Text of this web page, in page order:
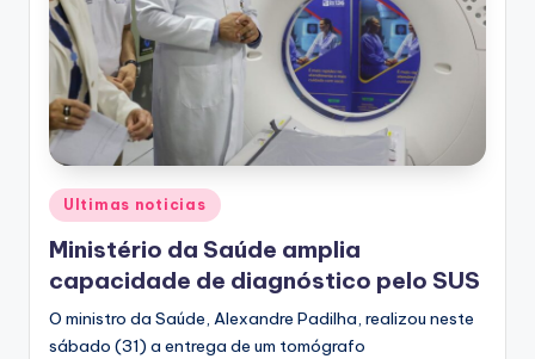
Posted
in
Ultimas noticias
Ministério da Saúde amplia
capacidade de diagnóstico pelo SUS
O ministro da Saúde, Alexandre Padilha, realizou neste
sábado (31) a entrega de um tomógrafo